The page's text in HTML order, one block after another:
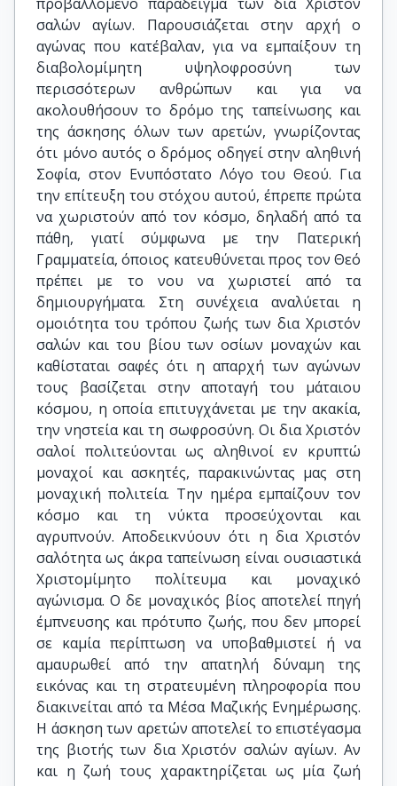
σαλών αγίων. Παρουσιάζεται στην αρχή ο
αγώνας που κατέβαλαν, για να εμπαίξουν τη
διαβολομίμητη υψηλοφροσύνη των
περισσότερων ανθρώπων και για να
ακολουθήσουν το δρόμο της ταπείνωσης και
της άσκησης όλων των αρετών, γνωρίζοντας
ότι μόνο αυτός ο δρόμος οδηγεί στην αληθινή
Σοφία, στον Ενυπόστατο Λόγο του Θεού. Για
την επίτευξη του στόχου αυτού, έπρεπε πρώτα
να χωριστούν από τον κόσμο, δηλαδή από τα
πάθη, γιατί σύμφωνα με την Πατερική
Γραμματεία, όποιος κατευθύνεται προς τον Θεό
πρέπει με το νου να χωριστεί από τα
δημιουργήματα. Στη συνέχεια αναλύεται η
ομοιότητα του τρόπου ζωής των δια Χριστόν
σαλών και του βίου των οσίων μοναχών και
καθίσταται σαφές ότι η απαρχή των αγώνων
τους βασίζεται στην αποταγή του μάταιου
κόσμου, η οποία επιτυγχάνεται με την ακακία,
την νηστεία και τη σωφροσύνη. Οι δια Χριστόν
σαλοί πολιτεύονται ως αληθινοί εν κρυπτώ
μοναχοί και ασκητές, παρακινώντας μας στη
μοναχική πολιτεία. Την ημέρα εμπαίζουν τον
κόσμο και τη νύκτα προσεύχονται και
αγρυπνούν. Αποδεικνύουν ότι η δια Χριστόν
σαλότητα ως άκρα ταπείνωση είναι ουσιαστικά
Χριστομίμητο πολίτευμα και μοναχικό
αγώνισμα. Ο δε μοναχικός βίος αποτελεί πηγή
έμπνευσης και πρότυπο ζωής, που δεν μπορεί
σε καμία περίπτωση να υποβαθμιστεί ή να
αμαυρωθεί από την απατηλή δύναμη της
εικόνας και τη στρατευμένη πληροφορία που
διακινείται από τα Μέσα Μαζικής Ενημέρωσης.
Η άσκηση των αρετών αποτελεί το επιστέγασμα
της βιοτής των δια Χριστόν σαλών αγίων. Αν
και η ζωή τους χαρακτηρίζεται ως μία ζωή